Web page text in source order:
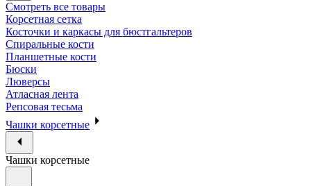
Смотреть все товары
Корсетная сетка
Косточки и каркасы для бюстгальтеров
Спиральные кости
Планшетные кости
Бюски
Люверсы
Атласная лента
Репсовая тесьма
Чашки корсетные
Чашки корсетные